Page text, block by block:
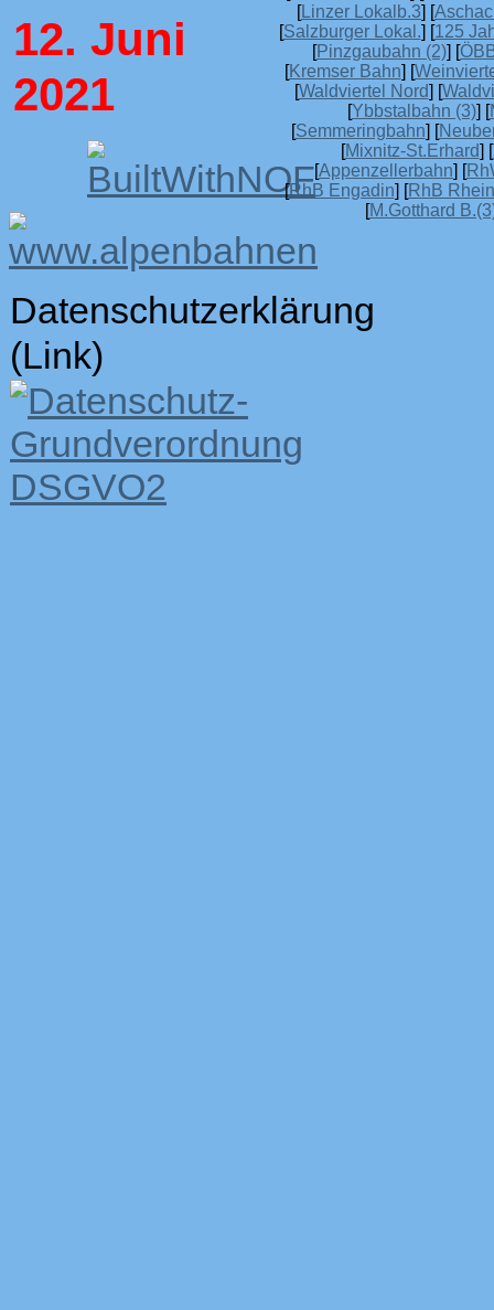
12. Juni
2021
Datenschutzerklärung
(Link)
[Linzer Lokalb.3] [
[Salzburger Lokal.] [125
[Pinzgaubahn (2)] [
[Kremser Bahn] [
[Waldviertel Nord] [
[Ybbstalbahn (3)] [
[Semmeringbahn] [
[Mixnitz-St.Erhard] [
[Appenzellerbahn] [
[RhB Engadin] [RhB
[M.Gotthard